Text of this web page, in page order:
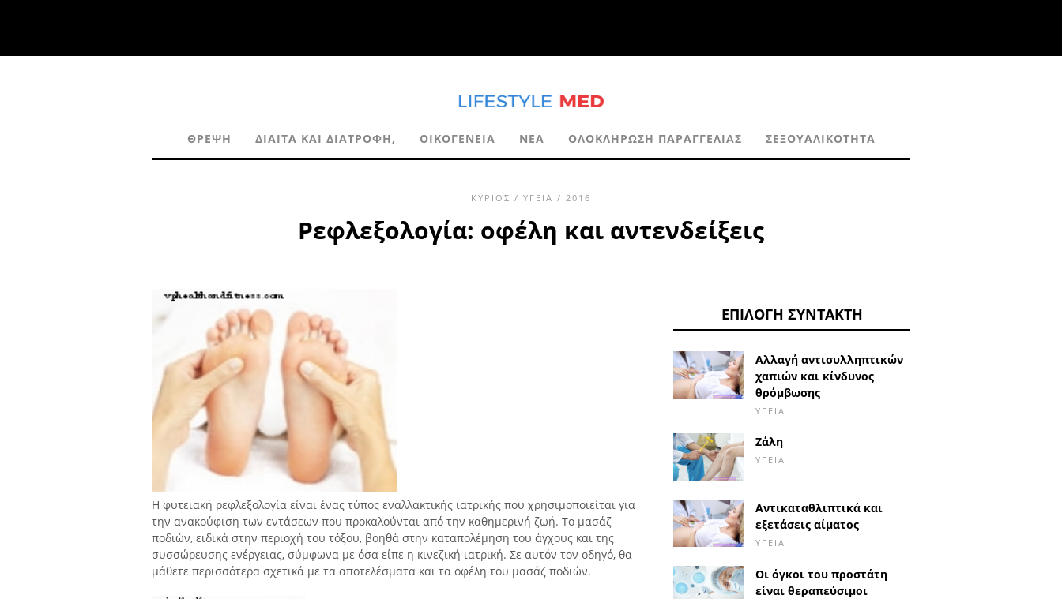
ΘΡΈΨΗ ΔΊΑΙΤΑ ΚΑΙ ΔΙΑΤΡΟΦΉ, ΟΙΚΟΓΈΝΕΙΑ ΝΈΑ ΟΛΟΚΛΉΡΩΣΗ ΠΑΡΑΓΓΕΛΊΑΣ ΣΕΞΟΥΑΛΙΚΌΤΗΤΑ
ΚΎΡΙΟΣ / ΥΓΕΊΑ / 2016
Ρεφλεξολογία: οφέλη και αντενδείξεις
Η φυτειακή ρεφλεξολογία είναι ένας τύπος εναλλακτικής ιατρικής που χρησιμοποιείται για
την ανακούφιση των εντάσεων που προκαλούνται από την καθημερινή ζωή. Το μασάζ
ποδιών, ειδικά στην περιοχή του τόξου, βοηθά στην καταπολέμηση του άγχους και της
συσσώρευσης ενέργειας, σύμφωνα με όσα είπε η κινεζική ιατρική. Σε αυτόν τον οδηγό, θα
μάθετε περισσότερα σχετικά με τα αποτελέσματα και τα οφέλη του μασάζ ποδιών.
ΕΠΙΛΟΓΉ ΣΥΝΤΆΚΤΗ
Αλλαγή αντισυλληπτικών
χαπιών και κίνδυνος
θρόμβωσης
ΥΓΕΊΑ
Ζάλη
ΥΓΕΊΑ
Αντικαταθλιπτικά και
εξετάσεις αίματος
ΥΓΕΊΑ
Οι όγκοι του προστάτη
είναι θεραπεύσιμοι